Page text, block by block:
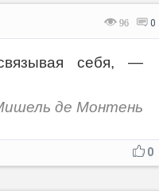
96 0
себя, —
де Монтень
0